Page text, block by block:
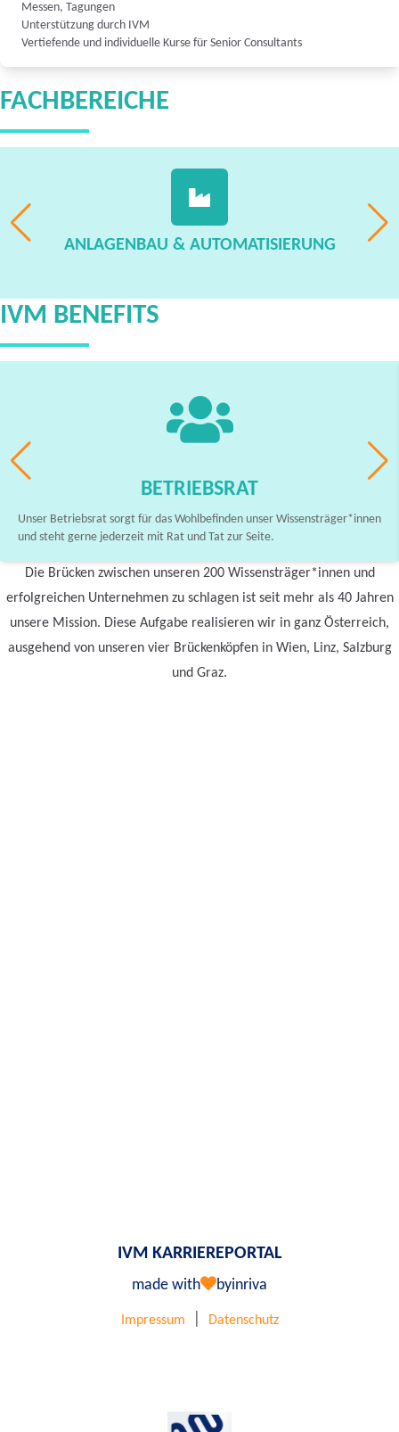
Messen, Tagungen
Unterstützung durch IVM
Vertiefende und individuelle Kurse für Senior Consultants
FACHBEREICHE
ANLAGENBAU & AUTOMATISIERUNG
IVM BENEFITS
BETRIEBSRAT
Unser Betriebsrat sorgt für das Wohlbefinden unser Wissensträger*innen
und steht gerne jederzeit mit Rat und Tat zur Seite.
Die Brücken zwischen unseren 200 Wissensträger*innen und
erfolgreichen Unternehmen zu schlagen ist seit mehr als 40 Jahren
unsere Mission. Diese Aufgabe realisieren wir in ganz Österreich,
ausgehend von unseren vier Brückenköpfen in Wien, Linz, Salzburg
und Graz.
IVM KARRIEREPORTAL
made with byinriva
Impressum Datenschutz